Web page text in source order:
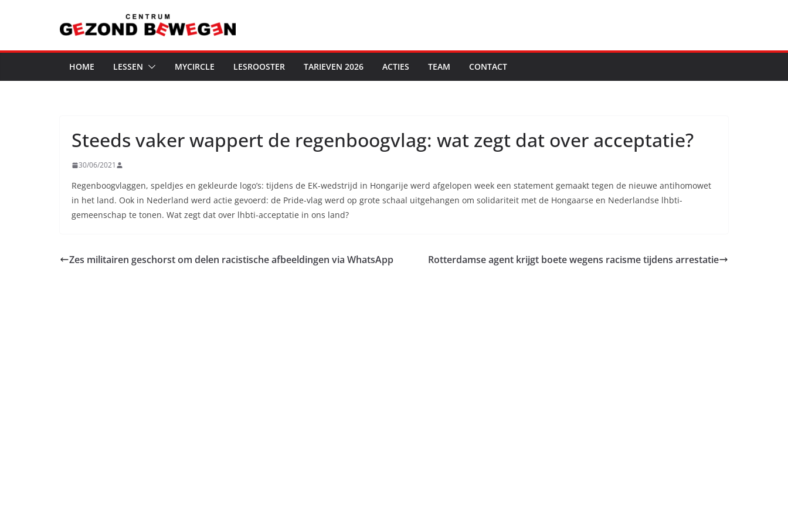
inhoud
HOME LESSEN MYCIRCLE LESROOSTER TARIEVEN 2026 ACTIES TEAM CONTACT
Steeds vaker wappert de regenboogvlag: wat zegt dat over acceptatie?
30/06/2021
Regenboogvlaggen, speldjes en gekleurde logo’s: tijdens de EK-wedstrijd in Hongarije werd afgelopen week een statement gemaakt tegen de nieuwe antihomowet
in het land. Ook in Nederland werd actie gevoerd: de Pride-vlag werd op grote schaal uitgehangen om solidariteit met de Hongaarse en Nederlandse lhbti-
gemeenschap te tonen. Wat zegt dat over lhbti-acceptatie in ons land?
Zes militairen geschorst om delen racistische afbeeldingen via WhatsApp Rotterdamse agent krijgt boete wegens racisme tijdens arrestatie